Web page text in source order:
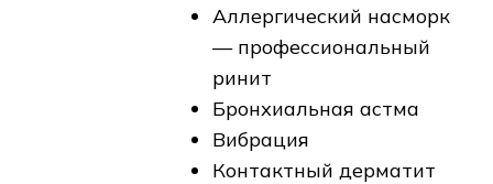
Аллергический насморк
— профессиональный
ринит
Бронхиальная астма
Вибрация
Контактный дерматит